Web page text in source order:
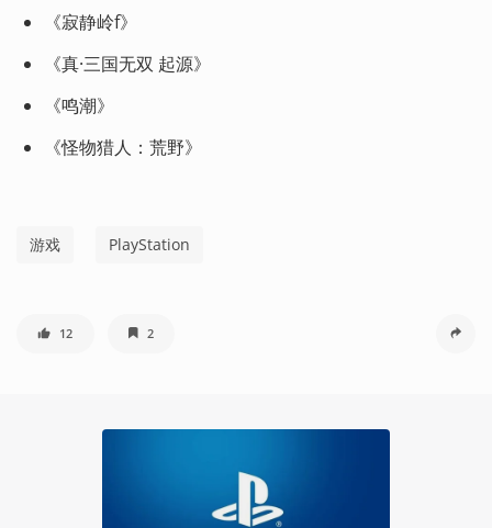
《寂静岭f》
《真·三国无双 起源》
《鸣潮》
《怪物猎人：荒野》
游戏 PlayStation
12 2